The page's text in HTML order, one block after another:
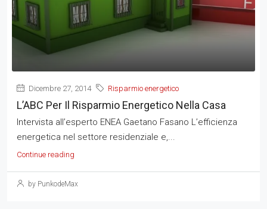
Dicembre 27, 2014 Risparmio energetico
L’ABC Per Il Risparmio Energetico Nella Casa
Intervista all’esperto ENEA Gaetano Fasano L’efficienza
energetica nel settore residenziale e,...
Continue reading
by PunkodeMax